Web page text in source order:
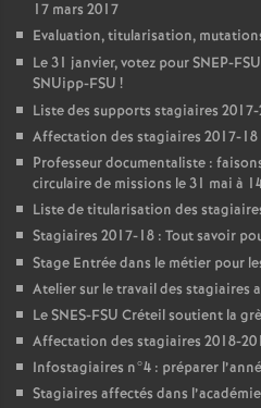
17 mars 2017
Evaluation, titularisation,
Le 31 janvier, votez pourSNEP-FSU
SNUipp-FSU !
Liste des supports stagiaires
Affectation des stagiaires 2017-18
Professeur documentaliste :
circulaire de missions le 31 mai à
Liste de titularisation des
Stagiaires 2017-18 : Tout savoir
Stage Entrée dans le métier pour
Atelier sur le travail des stagiaires
LeSNES-FSU Créteil soutient la
Affectation des stagiaires 2018-
Infostagiaires n°4 : préparer
Stagiaires affectés dans